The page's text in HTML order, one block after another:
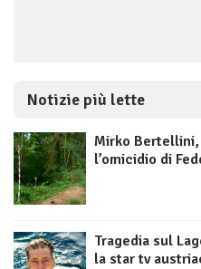
Notizie più lette
Mirko
l’omicidio di
Tragedia sul
la star tv